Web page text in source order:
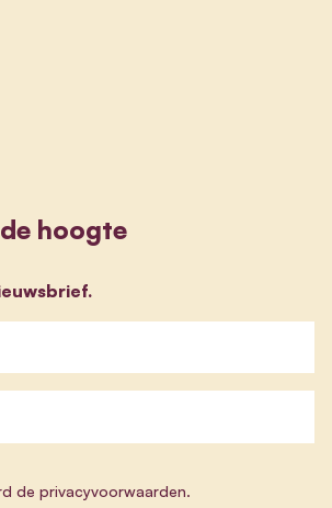
hoogte
de privacyvoorwaarden.